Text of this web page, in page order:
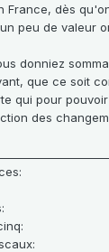
France, dès
peu de valeur
donniez
que ce soit
qui pour
des
:
:
:
: